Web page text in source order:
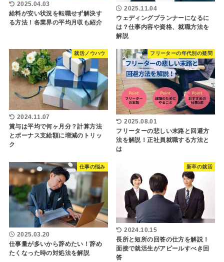
2025.04.03
給料が安い状況を転職せず解決す
る方法！各業界の平均月収も紹介
2025.11.04
ウェディングプランナーになるに
は？仕事内容や資格、就職方法を
解説
就活ノウハウ
2024.11.07
賞与は平均で何ヶ月分？計算方法
とボーナス支給額に増減のトリッ
ク
フリーターの年代別の疑問
2025.08.01
フリーターの悲しい末路と回避方
法を解説！正社員就職する方法と
は
仕事の悩み
2025.03.20
仕事量が多いから辞めたい！辞め
たくなった時の対処法を解説
新卒の就活
2024.10.15
長所と短所の回答の仕方を解説！
面接で就活生がアピールすべき回
答